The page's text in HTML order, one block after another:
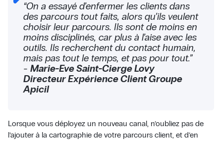
“On a essayé d’enfermer les clients dans
des parcours tout faits, alors qu’ils veulent
choisir leur parcours. Ils sont de moins en
moins disciplinés, car plus à l’aise avec les
outils. Ils recherchent du contact humain,
mais pas tout le temps, et pas pour tout.”
-Marie-Eve Saint-Cierge Lovy
Directeur Expérience Client Groupe
Apicil
Lorsque vous déployez un nouveau canal, n’oubliez pas de
l’ajouter à la cartographie de votre parcours client, et d’en